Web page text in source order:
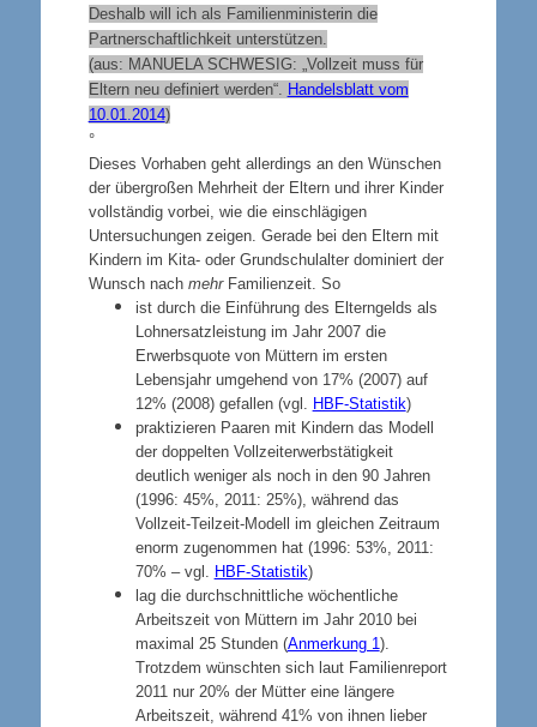
Deshalb will ich als Familienministerin die
Partnerschaftlichkeit unterstützen.
(aus: MANUELA SCHWESIG: „Vollzeit muss für
Eltern neu definiert werden“. Handelsblatt vom
10.01.2014)
°
Dieses Vorhaben geht allerdings an den Wünschen
der übergroßen Mehrheit der Eltern und ihrer Kinder
vollständig vorbei, wie die einschlägigen
Untersuchungen zeigen. Gerade bei den Eltern mit
Kindern im Kita- oder Grundschulalter dominiert der
Wunsch nach mehrFamilienzeit. So
ist durch die Einführung des Elterngelds als
Lohnersatzleistung im Jahr 2007 die
Erwerbsquote von Müttern im ersten
Lebensjahr umgehend von 17% (2007) auf
12% (2008) gefallen (vgl. HBF-Statistik)
praktizieren Paaren mit Kindern das Modell
der doppelten Vollzeiterwerbstätigkeit
deutlich weniger als noch in den 90 Jahren
(1996: 45%, 2011: 25%), während das
Vollzeit-Teilzeit-Modell im gleichen Zeitraum
enorm zugenommen hat (1996: 53%, 2011:
70% – vgl. HBF-Statistik)
lag die durchschnittliche wöchentliche
Arbeitszeit von Müttern im Jahr 2010 bei
maximal 25 Stunden (Anmerkung 1).
Trotzdem wünschten sich laut Familienreport
2011 nur 20% der Mütter eine längere
Arbeitszeit, während 41% von ihnen lieber